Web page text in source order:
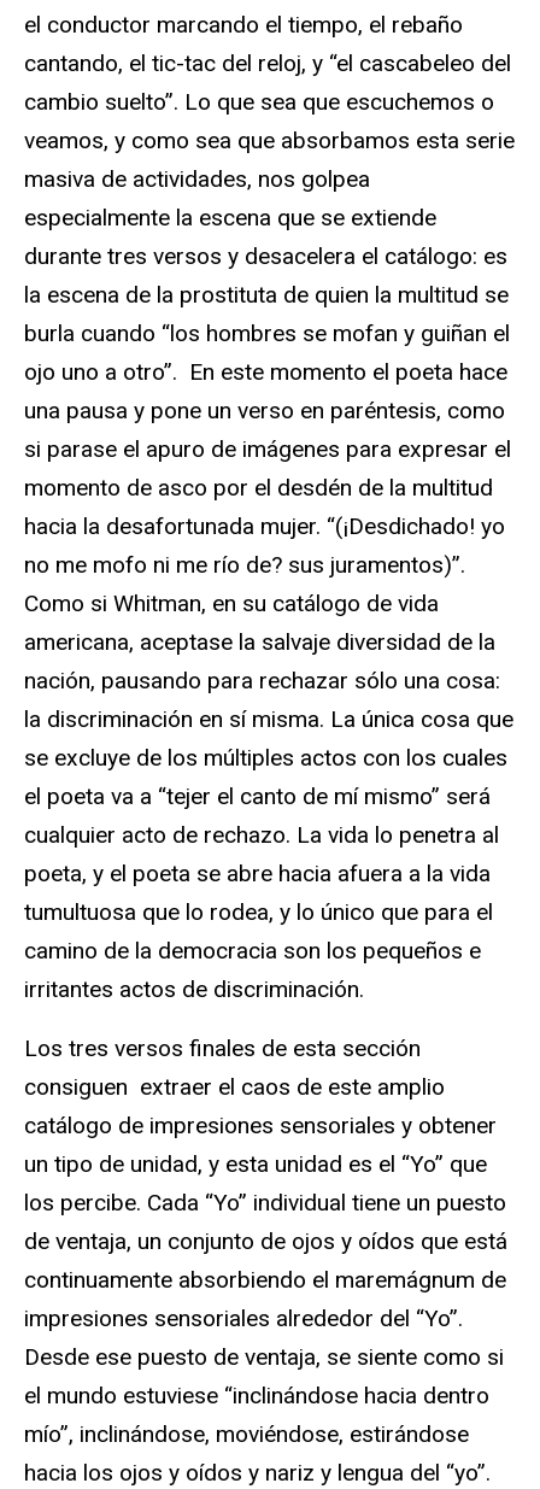
el conductor marcando el tiempo, el rebaño
cantando, el tic-tac del reloj, y “el cascabeleo del
cambio suelto”. Lo que sea que escuchemos o
veamos, y como sea que absorbamos esta serie
masiva de actividades, nos golpea
especialmente la escena que se extiende
durante tres versos y desacelera el catálogo: es
la escena de la prostituta de quien la multitud se
burla cuando “los hombres se mofan y guiñan el
ojo uno a otro”. En este momento el poeta hace
una pausa y pone un verso en paréntesis, como
si parase el apuro de imágenes para expresar el
momento de asco por el desdén de la multitud
hacia la desafortunada mujer. “(¡Desdichado! yo
no me mofo ni me río de? sus juramentos)”.
Como si Whitman, en su catálogo de vida
americana, aceptase la salvaje diversidad de la
nación, pausando para rechazar sólo una cosa:
la discriminación en sí misma. La única cosa que
se excluye de los múltiples actos con los cuales
el poeta va a “tejer el canto de mí mismo” será
cualquier acto de rechazo. La vida lo penetra al
poeta, y el poeta se abre hacia afuera a la vida
tumultuosa que lo rodea, y lo único que para el
camino de la democracia son los pequeños e
irritantes actos de discriminación.
Los tres versos finales de esta sección
consiguen extraer el caos de este amplio
catálogo de impresiones sensoriales y obtener
un tipo de unidad, y esta unidad es el “Yo” que
los percibe. Cada “Yo” individual tiene un puesto
de ventaja, un conjunto de ojos y oídos que está
continuamente absorbiendo el maremágnum de
impresiones sensoriales alrededor del “Yo”.
Desde ese puesto de ventaja, se siente como si
el mundo estuviese “inclinándose hacia dentro
mío”, inclinándose, moviéndose, estirándose
hacia los ojos y oídos y nariz y lengua del “yo”.